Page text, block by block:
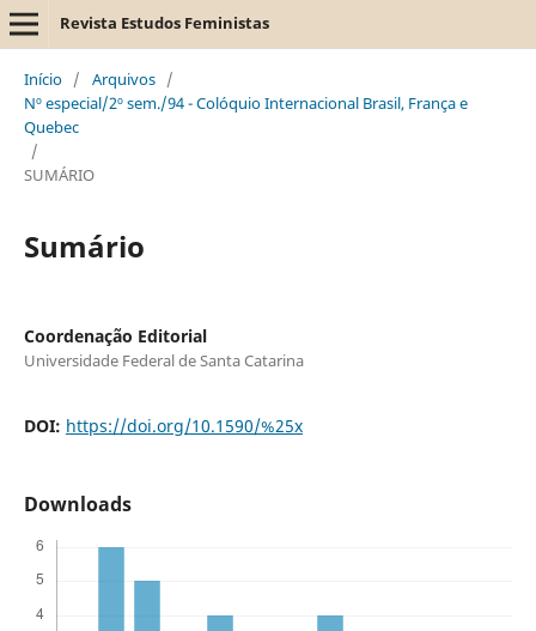
Revista Estudos Feministas
Início / Arquivos /
Nº especial/2º sem./94 - Colóquio Internacional Brasil, França e
Quebec
/
SUMÁRIO
Sumário
Coordenação Editorial
Universidade Federal de Santa Catarina
DOI: https://doi.org/10.1590/%25x
Downloads